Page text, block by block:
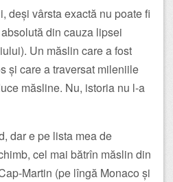
deși vârsta exactă nu poate fi
din cauza lipsei
Un măslin care a fost
și care a traversat mileniile
măsline. Nu, istoria nu l-a
dar e pe lista mea de
cel mai bătrîn măslin din
Martin (pe lîngă Monaco și